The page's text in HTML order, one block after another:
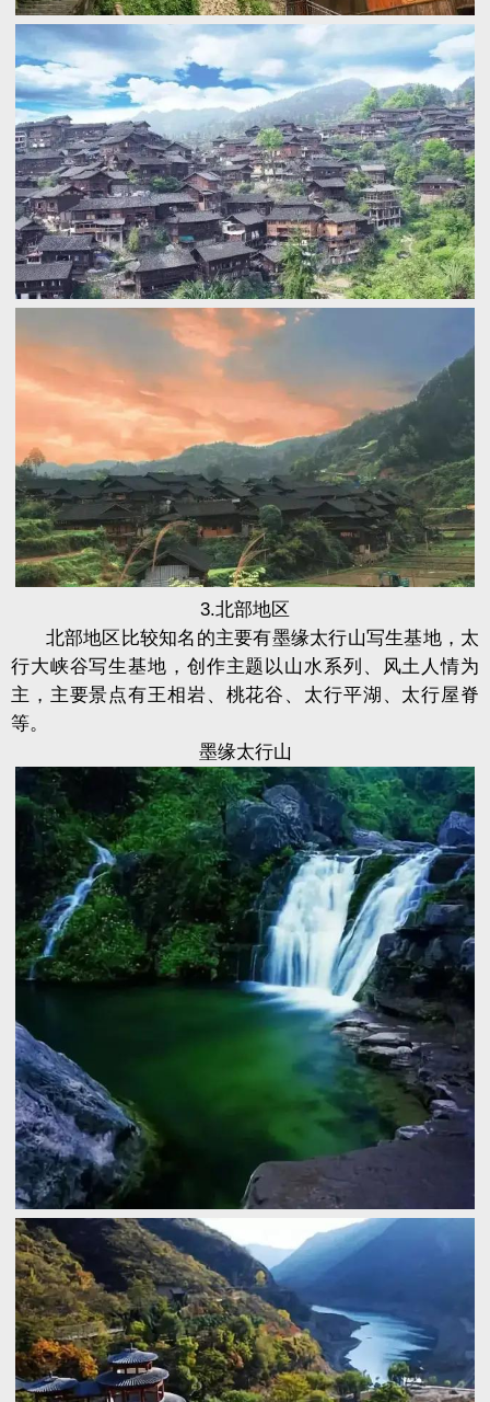
3.北部地区
北部地区比较知名的主要有墨缘太行山写生基地，太
行大峡谷写生基地，创作主题以山水系列、风土人情为
主，主要景点有王相岩、桃花谷、太行平湖、太行屋脊
等。
墨缘太行山